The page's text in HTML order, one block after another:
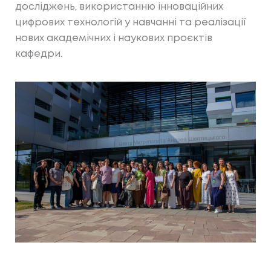
досліджень, використанню інноваційних
цифрових технологій у навчанні та реалізації
нових академічних і наукових проєктів
кафедри.